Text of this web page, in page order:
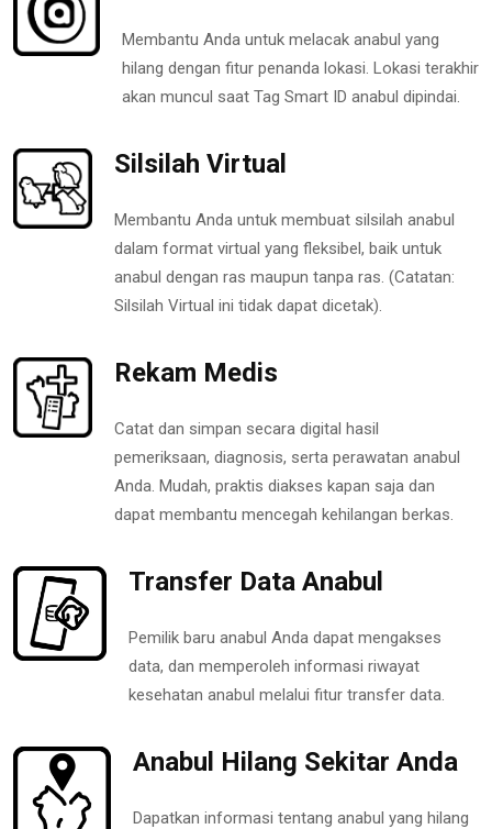
Membantu Anda untuk melacak anabul yang
hilang dengan fitur penanda lokasi. Lokasi terakhir
akan muncul saat Tag Smart ID anabul dipindai.
Silsilah Virtual
Membantu Anda untuk membuat silsilah anabul
dalam format virtual yang fleksibel, baik untuk
anabul dengan ras maupun tanpa ras. (Catatan:
Silsilah Virtual ini tidak dapat dicetak).
Rekam Medis
Catat dan simpan secara digital hasil
pemeriksaan, diagnosis, serta perawatan anabul
Anda. Mudah, praktis diakses kapan saja dan
dapat membantu mencegah kehilangan berkas.
Transfer Data Anabul
Pemilik baru anabul Anda dapat mengakses
data, dan memperoleh informasi riwayat
kesehatan anabul melalui fitur transfer data.
Anabul Hilang Sekitar Anda
Dapatkan informasi tentang anabul yang hilang